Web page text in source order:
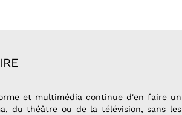
et multimédia continue d'en faire un
du théâtre ou de la télévision, sans les